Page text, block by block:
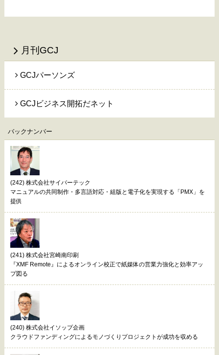
月刊GCJ
GCJパーソンズ
GCJビジネス開拓だネット
バックナンバー
(242) 株式会社サイバーテック
マニュアルの共同制作・多言語対応・組版と電子化を実現する「PMX」を
提供
(241) 株式会社宮崎南印刷
『XMF Remote』によるオンライン校正で紙媒体の営業力強化と効率アッ
プ図る
(240) 株式会社イソップ企画
クラウドファンディングによるモノづくりプロジェクトが成功を収める